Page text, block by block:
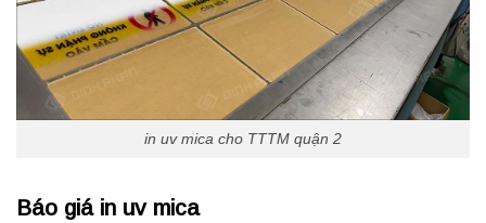
in uv mica cho TTTM quận 2
Báo giá in uv mica